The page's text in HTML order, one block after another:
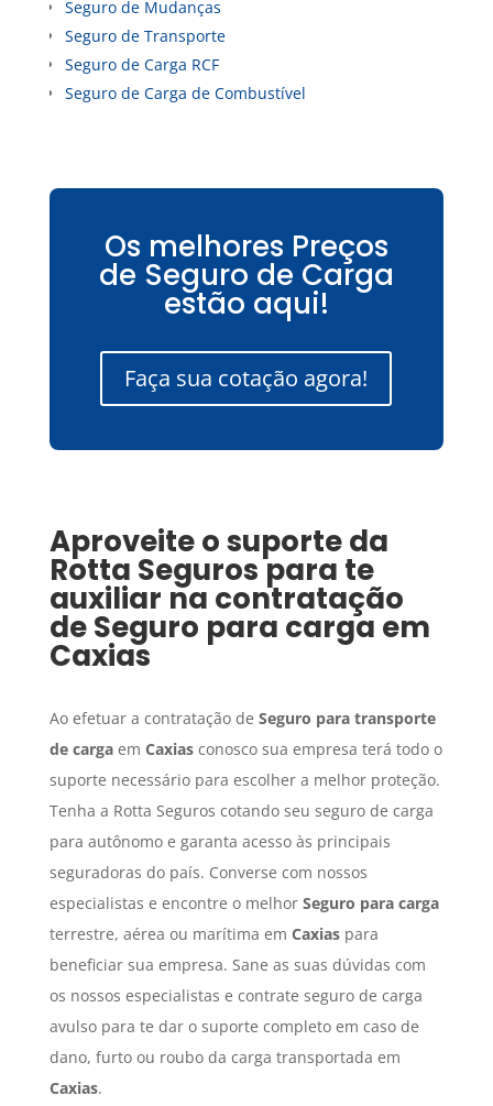
Seguro de Mudanças
Seguro de Transporte
Seguro de Carga RCF
Seguro de Carga de Combustível
Os melhores Preços
de Seguro de Carga
estão aqui!
Faça sua cotação agora!
Aproveite o suporte da
Rotta Seguros para te
auxiliar na contratação
deSeguro para carga em
Caxias
Ao efetuar a contratação de Seguro para transporte
de cargaem Caxiasconosco sua empresa terá todo o
suporte necessário para escolher a melhor proteção.
Tenha a Rotta Seguros cotando seu seguro de carga
para autônomo e garanta acesso às principais
seguradoras do país. Converse com nossos
especialistas e encontre o melhor Seguro para carga
terrestre, aérea ou marítima em Caxiaspara
beneficiar sua empresa. Sane as suas dúvidas com
os nossos especialistas e contrate seguro de carga
avulso para te dar o suporte completo em caso de
dano, furto ou roubo da carga transportada em
Caxias.